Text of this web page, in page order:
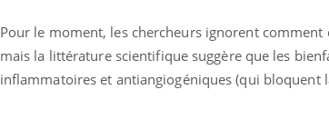
Pour le moment, les chercheurs ignorent comment
mais la littérature scientifique suggère que les
inflammatoires et antiangiogéniques (qui bloquent